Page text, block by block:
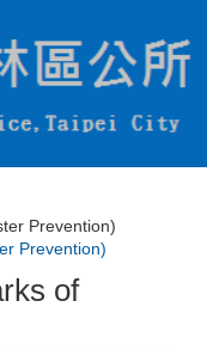
Prevention)
Prevention)
of